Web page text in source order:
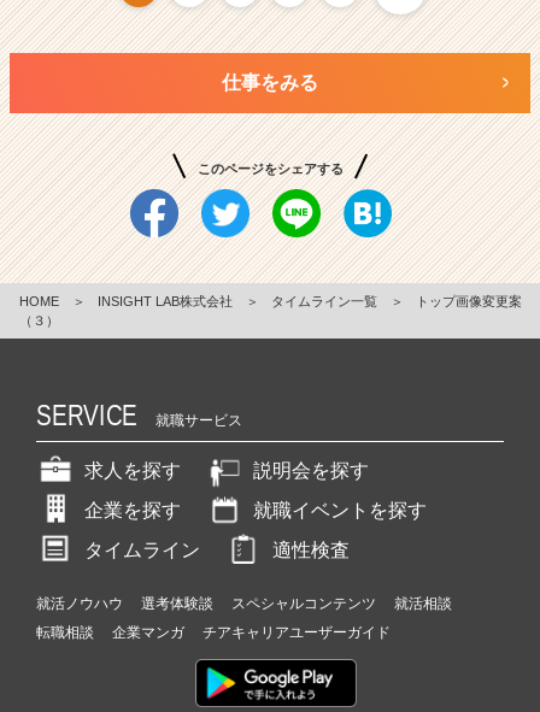
仕事をみる
このページをシェアする
HOME ＞ INSIGHT LAB株式会社 ＞ タイムライン一覧 ＞
トップ画像変更案
（３）
SERVICE 就職サービス
求人を探す
説明会を探す
企業を探す
就職イベントを探す
タイムライン
適性検査
就活ノウハウ 選考体験談 スペシャルコンテンツ
就活相談
転職相談
企業マンガ チアキャリアユーザーガイド